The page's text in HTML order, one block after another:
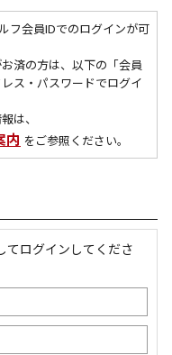
フ会員IDでのログインが可
済の方は、以下の「会員
ス・パスワードでログイ
は、
内 をご参照ください。
てログインしてくださ